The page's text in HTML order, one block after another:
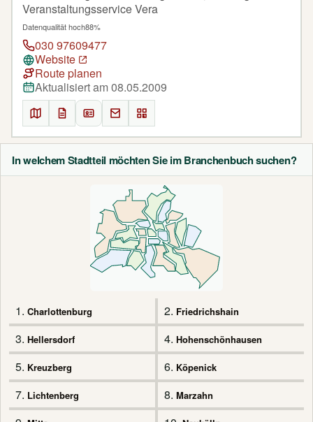
In welchem Stadtteil möchten Sie im Branchenbuch suchen?
1. Charlottenburg 2. Friedrichshain
3. Hellersdorf 4. Hohenschönhausen
5. Kreuzberg 6. Köpenick
7. Lichtenberg 8. Marzahn
Veranstaltungsservice Vera
Datenqualität hoch88%
030 97609477
Website
Route planen
Aktualisiert am 08.05.2009